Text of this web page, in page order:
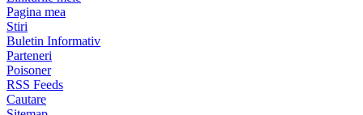
Pagina mea
Stiri
Buletin Informativ
Parteneri
Poisoner
RSS Feeds
Cautare